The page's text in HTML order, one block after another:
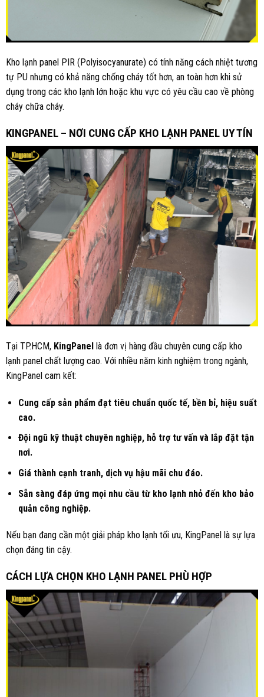
Kho lạnh panel PIR (Polyisocyanurate) có tính năng cách nhiệt tương
tự PU nhưng có khả năng chống cháy tốt hơn, an toàn hơn khi sử
dụng trong các kho lạnh lớn hoặc khu vực có yêu cầu cao về phòng
cháy chữa cháy.
KINGPANEL – NƠI CUNG CẤP KHO LẠNH PANEL UY TÍN
Tại TP.HCM, KingPanel là đơn vị hàng đầu chuyên cung cấp kho
lạnh panel chất lượng cao. Với nhiều năm kinh nghiệm trong ngành,
KingPanel cam kết:
Cung cấp sản phẩm đạt tiêu chuẩn quốc tế, bền bỉ, hiệu suất
cao.
Đội ngũ kỹ thuật chuyên nghiệp, hỗ trợ tư vấn và lắp đặt tận
nơi.
Giá thành cạnh tranh, dịch vụ hậu mãi chu đáo.
Sẵn sàng đáp ứng mọi nhu cầu từ kho lạnh nhỏ đến kho bảo
quản công nghiệp.
Nếu bạn đang cần một giải pháp kho lạnh tối ưu, KingPanel là sự lựa
chọn đáng tin cậy.
CÁCH LỰA CHỌN KHO LẠNH PANEL PHÙ HỢP